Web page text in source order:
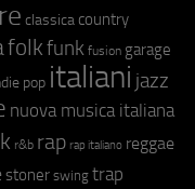
classica country
folkfunk fusion garage
pop italiani jazz
nuova musica italiana
r&b rap rap italiano reggae
stoner swing trap